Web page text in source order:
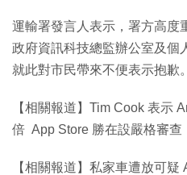
運輸署發言人表示，署方高度
政府資訊科技總監辦公室及個
就此對市民帶來不便表示抱歉。
【相關報道】Tim Cook 表示
倍 App Store 勝在設嚴格審查
【相關報道】私家車遭放可